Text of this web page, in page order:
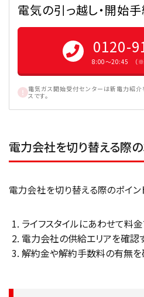
電気の引っ越し・開始
0120-
8:00〜20:45 （※
電気ガス開始受付センターは新電力紹
スです。
電力会社を切り替える際
電力会社を切り替える際のポイン
ライフスタイルにあわせて料
電力会社の供給エリアを確認
解約金や解約手数料の有無を